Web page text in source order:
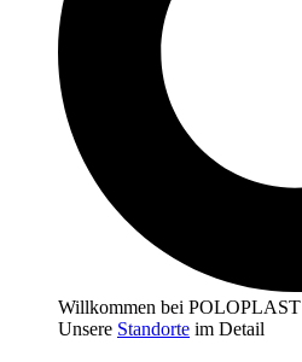
Willkommen bei POLOPLAST
Unsere Standorte im Detail